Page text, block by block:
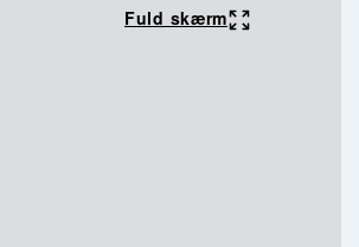
Fuld skærm